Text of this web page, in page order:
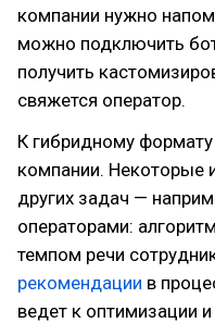
компании нужно
можно подключить
получить
свяжется оператор.
К гибридному
компании. Некоторые
других задач —
операторами:
темпом речи
рекомендации в
ведет к оптимизации